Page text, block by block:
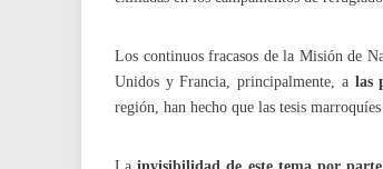
Los continuos fracasos de la Misión de
Unidos y Francia, principalmente, a las
región, han hecho que las tesis